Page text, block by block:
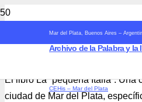
Mar del Plata, Buenos Aires –
Archivo de la Palabra y la
CEHis – Mar del Plata
El libro La “pequeña Italia”.
ciudad de Mar del Plata,